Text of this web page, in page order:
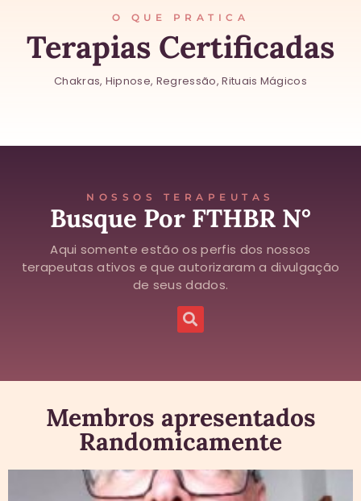
O QUE PRATICA
Terapias Certificadas
Chakras, Hipnose, Regressão, Rituais Mágicos
NOSSOS TERAPEUTAS
Busque Por FTHBR N°
Aqui somente estão os perfis dos nossos
terapeutas ativos e que autorizaram a divulgação
de seus dados.
Membros apresentados
Randomicamente